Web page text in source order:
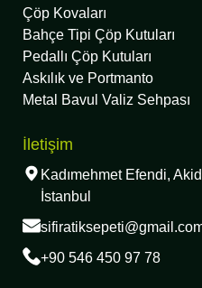
Çöp Kovaları
Bahçe Tipi Çöp Kutuları
Pedallı Çöp Kutuları
Askılık ve Portmanto
Metal Bavul Valiz Sehpası
İletişim
Kadımehmet Efendi,
İstanbul
+90 546 450 97 78